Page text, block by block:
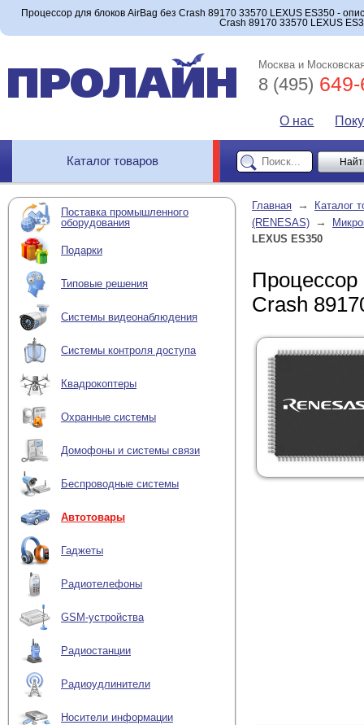
Процессор для блоков AirBag без Crash 89170 33570 LEXUS ES350 -
Crash 89170 33570 LEXUS
Москва и
8 (495)
О нас
Каталог товаров
Поставка промышленного
оборудования
Подарки
Типовые решения
Системы видеонаблюдения
Системы контроля доступа
Квадрокоптеры
Охранные системы
Домофоны и системы связи
Беспроводные системы
Автотовары
Гаджеты
Радиотелефоны
GSM-устройства
Радиостанции
Радиоудлинители
Носители информации
Главная →
Каталог
(RENESAS) →
LEXUS ES350
Процессор
Crash